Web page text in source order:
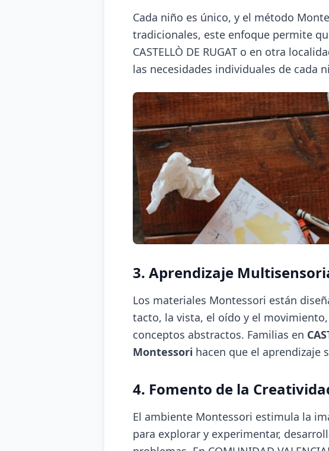
Cada niño es único, y el método
tradicionales, este enfoque permite
CASTELLÒ DE RUGAT o en otra
las necesidades individuales de cada
3. Aprendizaje
Los materiales Montessori están
tacto, la vista, el oído y el
conceptos abstractos. Familias en
Montessori hacen que el aprendizaje
4. Fomento de la
El ambiente Montessori estimula la
para explorar y experimentar,